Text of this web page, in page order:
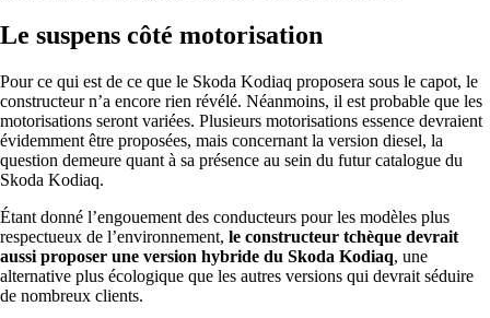
Le suspens côté motorisation
Pour ce qui est de ce que le Skoda Kodiaq proposera sous le capot, le
constructeur n’a encore rien révélé. Néanmoins, il est probable que les
motorisations seront variées. Plusieurs motorisations essence devraient
évidemment être proposées, mais concernant la version diesel, la
question demeure quant à sa présence au sein du futur catalogue du
Skoda Kodiaq.
Étant donné l’engouement des conducteurs pour les modèles plus
respectueux de l’environnement, le constructeur tchèque devrait
aussi proposer une version hybride du Skoda Kodiaq, une
alternative plus écologique que les autres versions qui devrait séduire
de nombreux clients.